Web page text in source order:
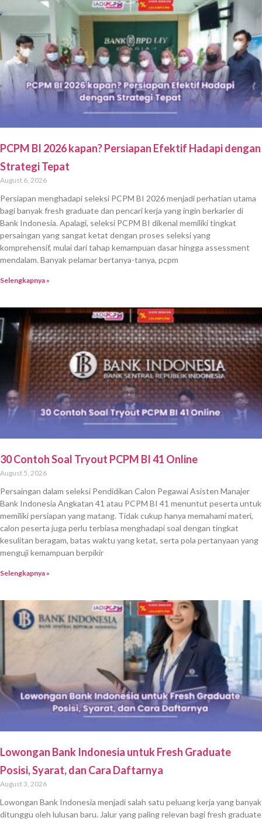
PCPM BI 2026 kapan? Persiapan Efektif Hadapi dengan
Strategi Tepat
August 6, 2026
Persiapan menghadapi seleksi PCPM BI 2026 menjadi perhatian utama
bagi banyak fresh graduate dan pencari kerja yang ingin berkarier di
Bank Indonesia. Apalagi, seleksi PCPM BI dikenal memiliki tingkat
persaingan yang sangat ketat dengan proses seleksi yang
komprehensif, mulai dari tahap kemampuan dasar hingga assessment
mendalam. Banyak pelamar bertanya-tanya, pcpm
Selengkapnya »
30 Contoh Soal Tryout PCPM BI 41 Online
August 5, 2026
Persaingan dalam seleksi Pendidikan Calon Pegawai Asisten Manajer
Bank Indonesia Angkatan 41 atau PCPM BI 41 menuntut peserta untuk
memiliki persiapan yang matang. Tidak cukup hanya memahami materi,
calon peserta juga perlu terbiasa menghadapi soal dengan tingkat
kesulitan beragam, batas waktu yang ketat, serta pola pertanyaan yang
menguji kemampuan berpikir
Selengkapnya »
Lowongan Bank Indonesia untuk Fresh Graduate
Posisi, Syarat, dan Cara Daftarnya
August 3, 2026
Lowongan Bank Indonesia menjadi salah satu peluang kerja yang banyak
ditunggu oleh lulusan baru. Jalur yang paling relevan bagi fresh graduate